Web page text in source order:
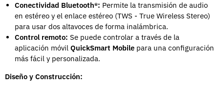
Conectividad Bluetooth®: Permite la transmisión de audio
en estéreo y el enlace estéreo (TWS - True Wireless Stereo)
para usar dos altavoces de forma inalámbrica.
Control remoto: Se puede controlar a través de la
aplicación móvil QuickSmart Mobile para una configuración
más fácil y personalizada.
Diseño y Construcción: